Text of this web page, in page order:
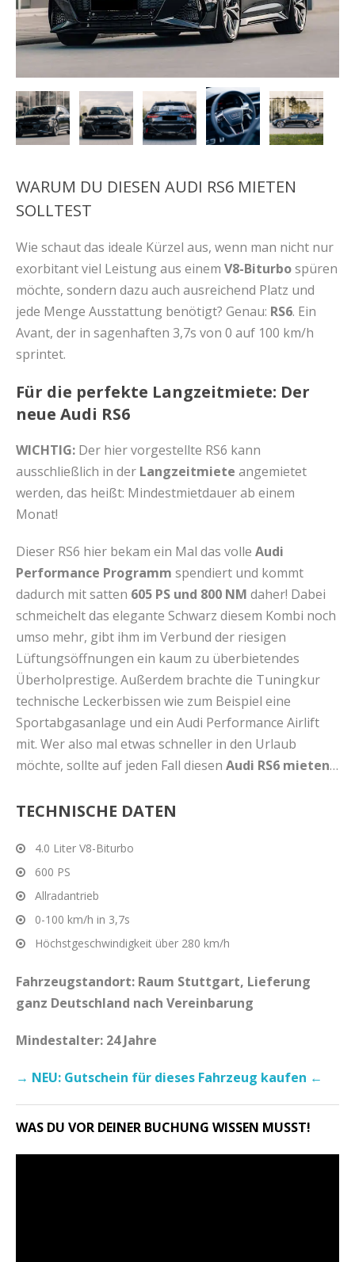
WARUM DU DIESEN AUDI RS6 MIETEN
SOLLTEST
Wie schaut das ideale Kürzel aus, wenn man nicht nur
exorbitant viel Leistung aus einem V8-Biturbospüren
möchte, sondern dazu auch ausreichend Platz und
jede Menge Ausstattung benötigt? Genau: RS6. Ein
Avant, der in sagenhaften 3,7s von 0 auf 100 km/h
sprintet.
Für die perfekte Langzeitmiete: Der
neue Audi RS6
WICHTIG: Der hier vorgestellte RS6 kann
ausschließlich in der Langzeitmiete angemietet
werden, das heißt: Mindestmietdauer ab einem
Monat!
Dieser RS6 hier bekam ein Mal das volle Audi
Performance Programm spendiert und kommt
dadurch mit satten 605 PS und 800 NM daher! Dabei
schmeichelt das elegante Schwarz diesem Kombi noch
umso mehr, gibt ihm im Verbund der riesigen
Lüftungsöffnungen ein kaum zu überbietendes
Überholprestige. Außerdem brachte die Tuningkur
technische Leckerbissen wie zum Beispiel eine
Sportabgasanlage und ein Audi Performance Airlift
mit. Wer also mal etwas schneller in den Urlaub
möchte, sollte auf jeden Fall diesen Audi RS6 mieten…
TECHNISCHE DATEN
4.0 Liter V8-Biturbo
600 PS
Allradantrieb
0-100 km/h in 3,7s
Höchstgeschwindigkeit über 280 km/h
Fahrzeugstandort: Raum Stuttgart, Lieferung
ganz Deutschland nach Vereinbarung
Mindestalter: 24 Jahre
→ NEU: Gutschein für dieses Fahrzeug kaufen ←
WAS DU VOR DEINER BUCHUNG WISSEN MUSST!